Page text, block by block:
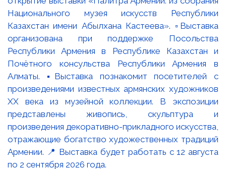
Национального музея искусств Республики
Казахстан имени Абылхана Кастеева». ▫️Выставка
организована при поддержке Посольства
Республики Армения в Республике Казахстан и
Почётного консульства Республики Армения в
Алматы. ▪️Выставка познакомит посетителей с
произведениями известных армянских художников
XX века из музейной коллекции. В экспозиции
представлены живопись, скульптура и
произведения декоративно-прикладного искусства,
отражающие богатство художественных традиций
Армении. 📍 Выставка будет работать с 12 августа
по 2 сентября 2026 года.